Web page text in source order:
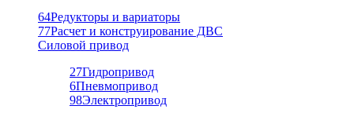
64Редукторы и вариаторы
77Расчет и конструирование ДВС
Силовой привод
27Гидропривод
6Пневмопривод
98Электропривод